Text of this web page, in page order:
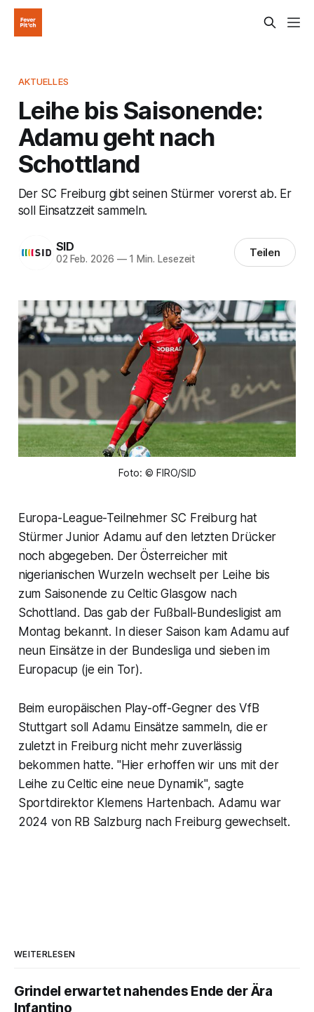
AKTUELLES
Leihe bis Saisonende:
Adamu geht nach
Schottland
Der SC Freiburg gibt seinen Stürmer vorerst ab. Er
soll Einsatzzeit sammeln.
SID
02 Feb. 2026 —1 Min. Lesezeit Teilen
Foto: © FIRO/SID
Europa-League-Teilnehmer SC Freiburg hat
Stürmer Junior Adamu auf den letzten Drücker
noch abgegeben. Der Österreicher mit
nigerianischen Wurzeln wechselt per Leihe bis
zum Saisonende zu Celtic Glasgow nach
Schottland. Das gab der Fußball-Bundesligist am
Montag bekannt. In dieser Saison kam Adamu auf
neun Einsätze in der Bundesliga und sieben im
Europacup (je ein Tor).
Beim europäischen Play-off-Gegner des VfB
Stuttgart soll Adamu Einsätze sammeln, die er
zuletzt in Freiburg nicht mehr zuverlässig
bekommen hatte. "Hier erhoffen wir uns mit der
Leihe zu Celtic eine neue Dynamik", sagte
Sportdirektor Klemens Hartenbach. Adamu war
2024 von RB Salzburg nach Freiburg gewechselt.
WEITERLESEN
Grindel erwartet nahendes Ende der Ära
Infantino